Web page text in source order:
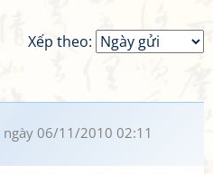
Xếp theo:
ngày 06/11/2010 02:11